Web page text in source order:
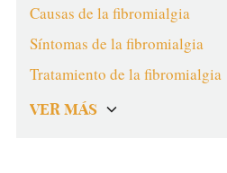
Causas de la fibromialgia
Síntomas de la fibromialgia
Tratamiento de la fibromialgia